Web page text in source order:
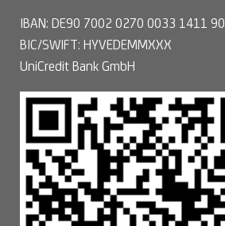
IBAN: DE90 7002 0270 0033 1411 90
BIC/SWIFT: HYVEDEMMXXX
UniCredit Bank GmbH